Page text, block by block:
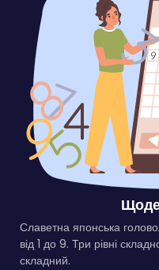
Славетна японська
від 1 до 9. Три рівні
складний.